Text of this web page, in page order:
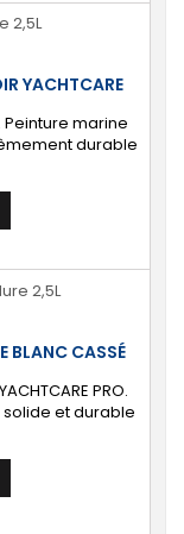
YACHTCARE
Peinture marine
durable
nœuds. ⚙️ [Tout
bois et
à l’aluminium
Matrice lisse
BLANC CASSÉ
PRO.
et durable
et acier
⚙️ [Résistant]
qui
une saison
Permet...